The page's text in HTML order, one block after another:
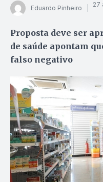
Eduardo Pinheiro 27
Proposta deve ser
de saúde apontam
falso negativo